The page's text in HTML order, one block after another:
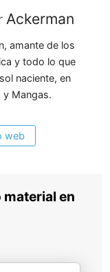
Ackerman
amante de los
y todo lo que
naciente, en
y Mangas.
web
material en